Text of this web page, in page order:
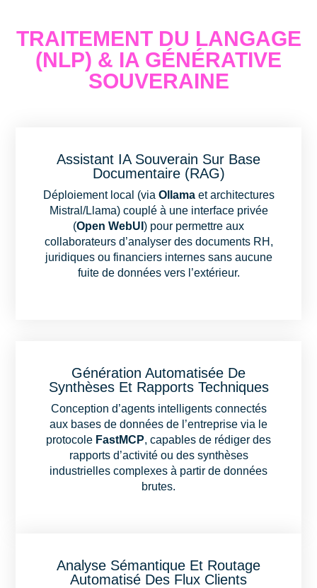
TRAITEMENT DU LANGAGE
(NLP) & IA GÉNÉRATIVE
SOUVERAINE
Assistant IA Souverain Sur Base
Documentaire (RAG)
Déploiement local (via Ollamaet architectures
Mistral/Llama) couplé à une interface privée
(Open WebUI ) pour permettre aux
collaborateurs d’analyser des documents RH,
juridiques ou financiers internes sans aucune
fuite de données vers l’extérieur.
Génération Automatisée De
Synthèses Et Rapports Techniques
Conception d’agents intelligents connectés
aux bases de données de l’entreprise via le
protocole FastMCP, capables de rédiger des
rapports d’activité ou des synthèses
industrielles complexes à partir de données
brutes.
Analyse Sémantique Et Routage
Automatisé Des Flux Clients